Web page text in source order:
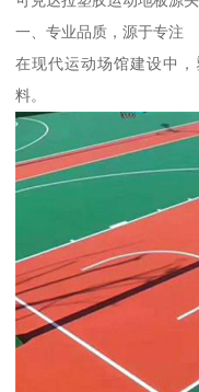
一、专业品质，源于专注
在现代运动场馆建设中
料。